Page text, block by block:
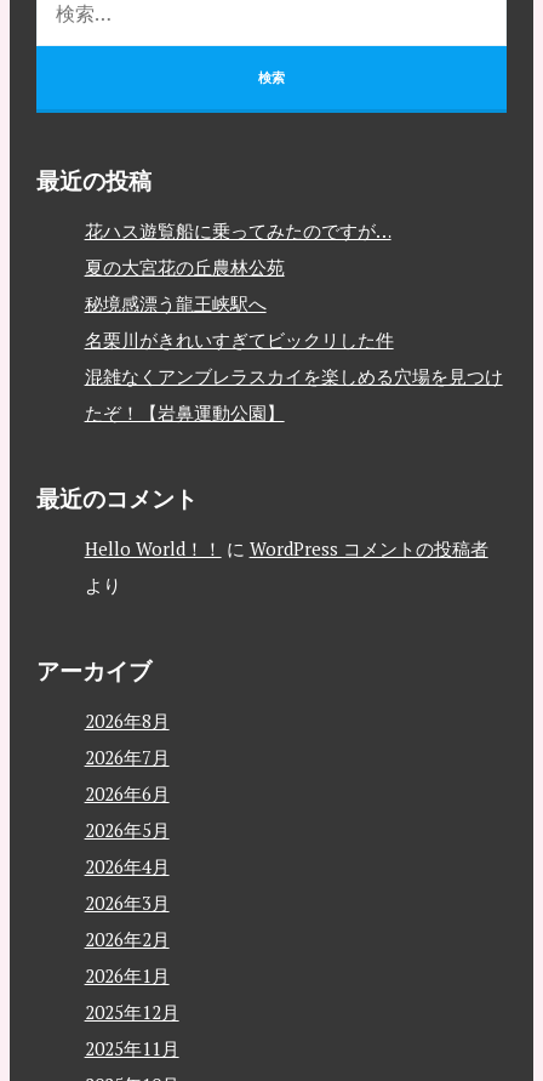
最近の投稿
花ハス遊覧船に乗ってみたのですが…
夏の大宮花の丘農林公苑
秘境感漂う龍王峡駅へ
名栗川がきれいすぎてビックリした件
混雑なくアンブレラスカイを楽しめる穴場を見つけ
たぞ！【岩鼻運動公園】
最近のコメント
Hello World！！ に WordPress コメントの投稿者
より
アーカイブ
2026年8月
2026年7月
2026年6月
2026年5月
2026年4月
2026年3月
2026年2月
2026年1月
2025年12月
2025年11月